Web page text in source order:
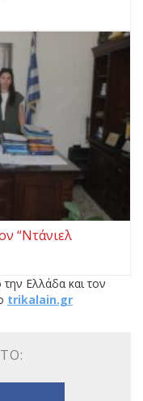
“Ντάνιελ
Ελλάδα και τον
trikalain.gr